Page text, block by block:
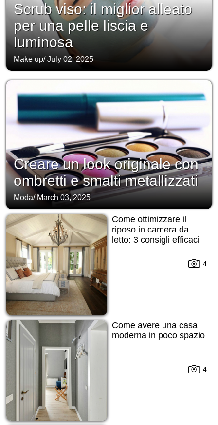
Scrub viso: il miglior alleato
per una pelle liscia e
luminosa
Make up/July 02, 2025
Creare un look originale con
ombretti e smalti metallizzati
Moda/ March 03, 2025
Come ottimizzare il
riposo in camera da
letto: 3 consigli efficaci
4
Come avere una casa
moderna in poco spazio
4